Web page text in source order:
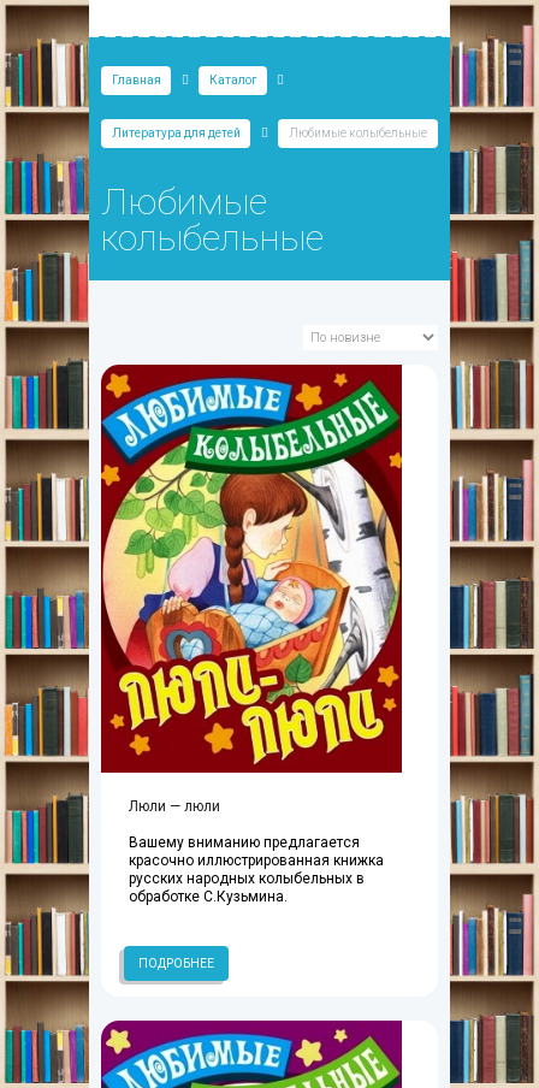
Главная Каталог
Литература для детей Любимые колыбельные
Любимые
колыбельные
Люли — люли
Вашему вниманию предлагается
красочно иллюстрированная книжка
русских народных колыбельных в
обработке С.Кузьмина.
ПОДРОБНЕЕ